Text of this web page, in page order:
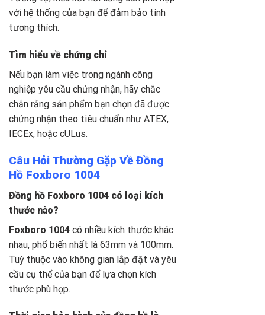
với hệ thống của bạn để đảm bảo tính
tương thích.
Tìm hiểu về chứng chỉ
Nếu bạn làm việc trong ngành công
nghiệp yêu cầu chứng nhận, hãy chắc
chắn rằng sản phẩm bạn chọn đã được
chứng nhận theo tiêu chuẩn như ATEX,
IECEx, hoặc cULus.
Câu Hỏi Thường Gặp Về Đồng
Hồ Foxboro 1004
Đồng hồ Foxboro 1004 có loại kích
thước nào?
Foxboro 1004 có nhiều kích thước khác
nhau, phổ biến nhất là 63mm và 100mm.
Tuỳ thuộc vào không gian lắp đặt và yêu
cầu cụ thể của bạn để lựa chọn kích
thước phù hợp.